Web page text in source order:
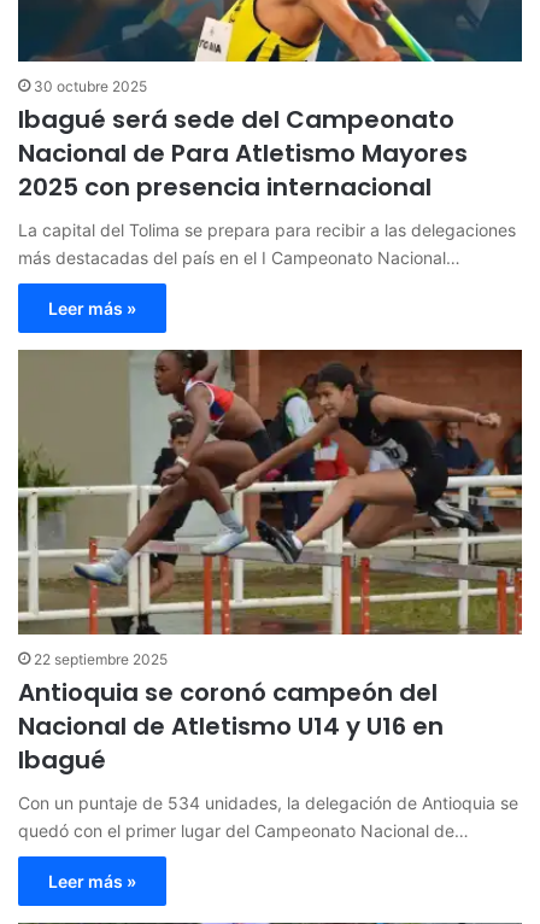
30 octubre 2025
Ibagué será sede del Campeonato
Nacional de Para Atletismo Mayores
2025 con presencia internacional
La capital del Tolima se prepara para recibir a las delegaciones
más destacadas del país en el I Campeonato Nacional…
Leer más »
22 septiembre 2025
Antioquia se coronó campeón del
Nacional de Atletismo U14 y U16 en
Ibagué
Con un puntaje de 534 unidades, la delegación de Antioquia se
quedó con el primer lugar del Campeonato Nacional de…
Leer más »